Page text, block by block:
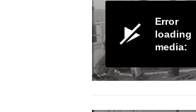
Error
loading
media: